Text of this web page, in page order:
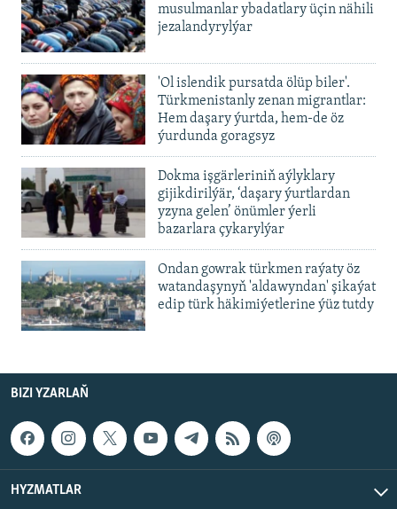
musulmanlar ybadatlary üçin nähili
jezalandyrylýar
'Ol islendik pursatda ölüp biler'.
Türkmenistanly zenan migrantlar:
Hem daşary ýurtda, hem-de öz
ýurdunda goragsyz
Dokma işgärleriniň aýlyklary
gijikdirilýär, ‘daşary ýurtlardan
yzyna gelen’ önümler ýerli
bazarlara çykarylýar
Ondan gowrak türkmen raýaty öz
watandaşynyň 'aldawyndan' şikaýat
edip türk häkimiýetlerine ýüz tutdy
BIZI YZARLAŇ
HYZMATLAR